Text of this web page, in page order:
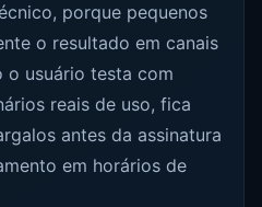
porque pequenos
o resultado em canais
o usuário testa com
reais de uso, fica
antes da assinatura
em horários de